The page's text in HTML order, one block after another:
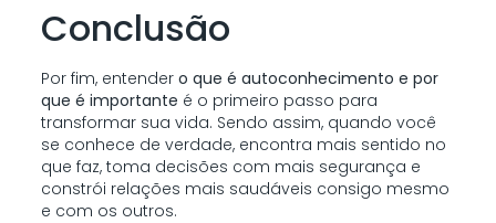
Conclusão
Por fim, entender o que é autoconhecimento e por
que é importante é o primeiro passo para
transformar sua vida. Sendo assim, quando você
se conhece de verdade, encontra mais sentido no
que faz, toma decisões com mais segurança e
constrói relações mais saudáveis consigo mesmo
e com os outros.